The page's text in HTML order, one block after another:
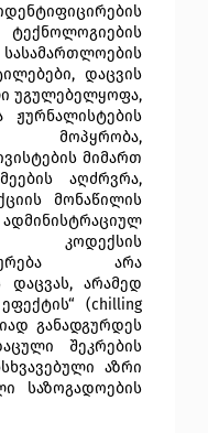
ტექნოლოგიების
დაცვის
უგულებელყოფა,
ჟურნალისტების
მოპყრობა,
მიმართ
აღძრვრა,
მონაწილის
კოდექსის
არა
დაცვას, არამედ
(chilling
განადგურდეს
შეკრების
აზრი
საზოგადოების